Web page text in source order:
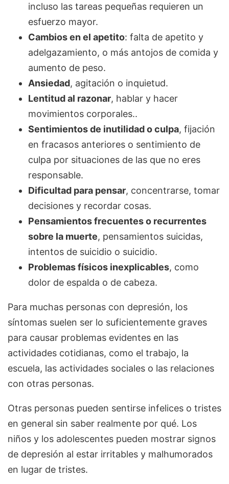
incluso las tareas pequeñas requieren un
esfuerzo mayor.
Cambios en el apetito: falta de apetito y
adelgazamiento, o más antojos de comida y
aumento de peso.
Ansiedad, agitación o inquietud.
Lentitud al razonar, hablar y hacer
movimientos corporales..
Sentimientos de inutilidad o culpa, fijación
en fracasos anteriores o sentimiento de
culpa por situaciones de las que no eres
responsable.
Dificultad para pensar, concentrarse, tomar
decisiones y recordar cosas.
Pensamientos frecuentes o recurrentes
sobre la muerte, pensamientos suicidas,
intentos de suicidio o suicidio.
Problemas físicos inexplicables, como
dolor de espalda o de cabeza.
Para muchas personas con depresión, los
síntomas suelen ser lo suficientemente graves
para causar problemas evidentes en las
actividades cotidianas, como el trabajo, la
escuela, las actividades sociales o las relaciones
con otras personas.
Otras personas pueden sentirse infelices o tristes
en general sin saber realmente por qué. Los
niños y los adolescentes pueden mostrar signos
de depresión al estar irritables y malhumorados
en lugar de tristes.